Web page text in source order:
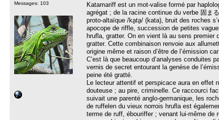
Messages: 103
Katamariff est un mot-valise formé par
agrégat ; de la racine continue du verbe 固ま
proto-altaïque /ka̠ta̠/ (kata), bruit des roches
apocope de riffle, succession de petites
hrufla, gratter. On en vient là au sens
gratter. Cette combinaison renvoie aux
origine même et raison d’être de l’émission
C’est là que beaucoup d’analyses conduites
vernis de secret entourant la genèse de
peine été gratté.
Le lecteur attentif et perspicace aura en effet
douteuse ; au pire, criminelle. Ce raccourci
suivait une parenté anglo-germanique, les
de ruffelen du vieux norrois hrufla est
terme de ruff, ébouriffer ; venant lui-même de